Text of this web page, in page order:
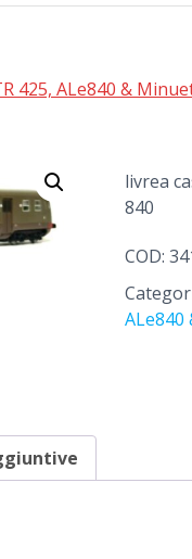
425, ALe840 &
livrea
840
COD: